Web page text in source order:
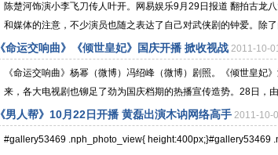
陈楚河饰演小李飞刀传人叶开。网易娱乐9月29日报道 翻拍古龙
和媒体的注意，不少演员也随之表达了自己对武侠剧的钟爱。除
《命运交响曲》《倾世皇妃》国庆开播 掀收视战 2011-10-
《命运交响曲》杨幂（微博）冯绍峰（微博）剧照。《倾世皇妃
来，各大电视剧也铆足了劲为国庆档期的热播宣传造势。28日，
《男人帮》10月22日开播 黄磊出演木讷网络高手 2011-10-
#gallery53469 .nph_photo_view{ height:400px;}#gallery53469